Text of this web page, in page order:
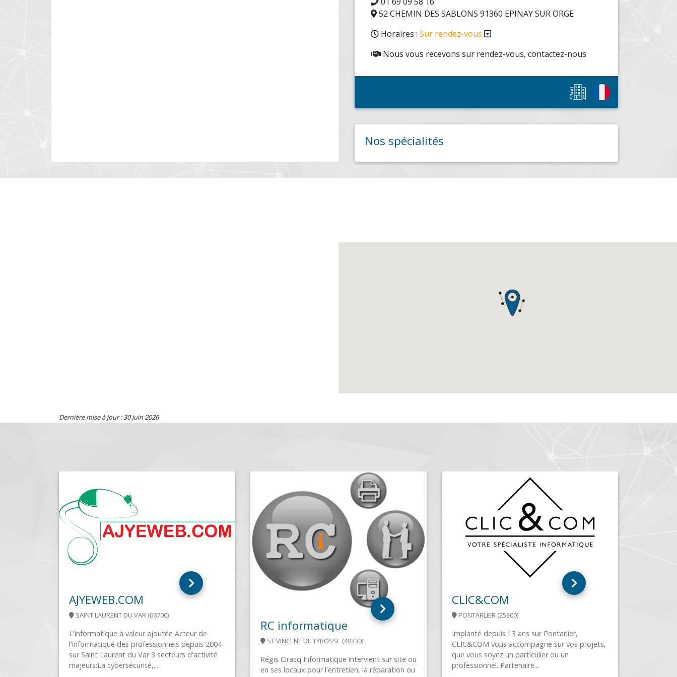
52 CHEMIN DES SABLONS 91360 EPINAY SUR ORGE
Horaires : Sur rendez-vous
Nous vous recevons sur rendez-vous, contactez-nous
Nos spécialités
Dernière mise à jour : 30 juin 2026
ajoutée Acteur de
professionnels depuis 2004
Var 3 secteurs d'activité
ST VINCENT DE TYROSSE (40230)
Régis Ciracq Informatique intervient sur site ou
en ses locaux pour l'entretien, la réparation ou
CLIC&COM
PONTARLIER (25300)
Implanté depuis 13 ans sur Pontarlier,
CLIC&COM vous accompagne sur vos projets,
que vous soyez un particulier ou un
professionnel. Partenaire...
MANGO TECHNOLOGIES